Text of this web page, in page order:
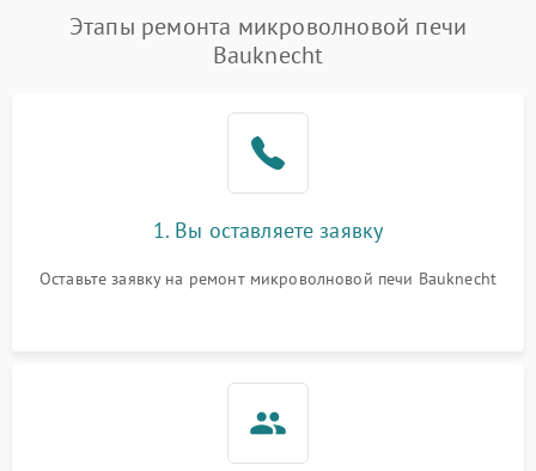
Появление запаха гари Подробнее →
2400 ₽ Подробнее →
Не горит подсветка 2000 ₽
Этапы ремонта микроволновой печи
Bauknecht
1. Вы оставляете заявку
Оставьте заявку на ремонт микроволновой печи Bauknecht